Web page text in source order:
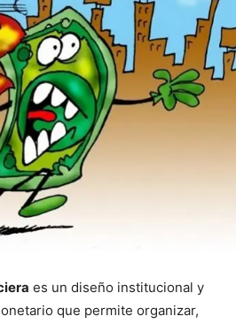
es un diseño institucional y
que permite organizar,